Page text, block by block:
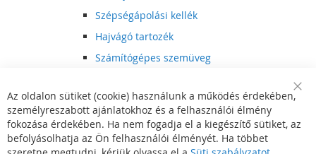
Szépségápolási kellék
Hajvágó tartozék
Számítógépes szemüveg
Hajvágó kiegészítő
Szórakoztató elektronika
Multimédia
DVD, BluRay lejátszó
Bar
Az oldalon sütiket (cookie) használunk a működés érdekében,
személyreszabott ajánlatokhoz és a felhasználói élmény
fokozása érdekében. Ha nem fogadja el a kiegészítő sütiket, az
befolyásolhatja az Ön felhasználói élményét. Ha többet